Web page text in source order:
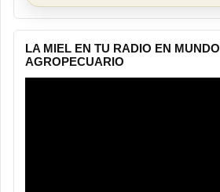
LA MIEL EN TU RADIO EN MUNDO
AGROPECUARIO